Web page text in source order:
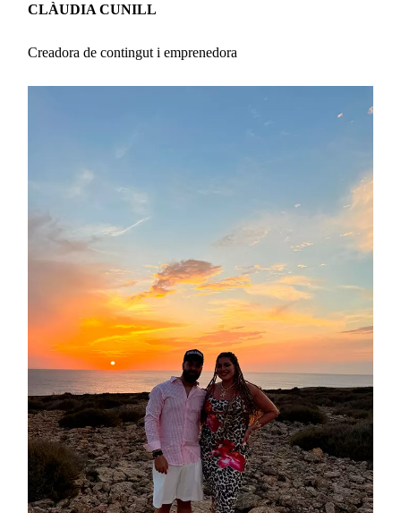
CLÀUDIA CUNILL
Creadora de contingut i emprenedora